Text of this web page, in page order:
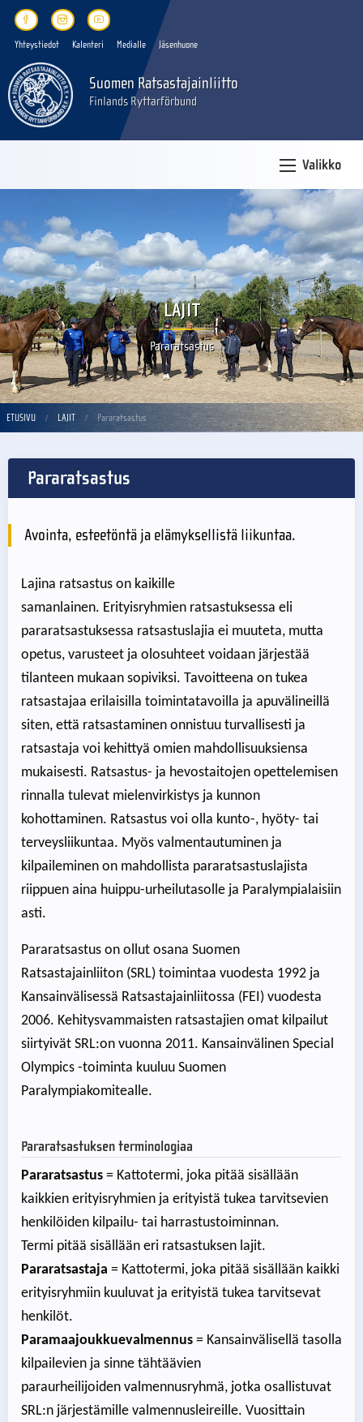
Yhteystiedot Kalenteri Medialle Jäsenhuone
Suomen Ratsastajainliitto
Finlands Ryttarförbund
Valikko
LAJIT
Pararatsastus
ETUSIVU LAJIT Pararatsastus
Pararatsastus
Avointa, esteetöntä ja elämyksellistä liikuntaa.
Lajina ratsastus on kaikille
samanlainen. Erityisryhmien ratsastuksessa eli
pararatsastuksessa ratsastuslajia ei muuteta, mutta
opetus, varusteet ja olosuhteet voidaan järjestää
tilanteen mukaan sopiviksi. Tavoitteena on tukea
ratsastajaa erilaisilla toimintatavoilla ja apuvälineillä
siten, että ratsastaminen onnistuu turvallisesti ja
ratsastaja voi kehittyä omien mahdollisuuksiensa
mukaisesti. Ratsastus- ja hevostaitojen opettelemisen
rinnalla tulevat mielenvirkistys ja kunnon
kohottaminen. Ratsastus voi olla kunto-, hyöty- tai
terveysliikuntaa. Myös valmentautuminen ja
kilpaileminen on mahdollista pararatsastuslajista
riippuen aina huippu-urheilutasolle ja Paralympialaisiin
asti.
Pararatsastus on ollut osana Suomen
Ratsastajainliiton (SRL) toimintaa vuodesta 1992 ja
Kansainvälisessä Ratsastajainliitossa (FEI) vuodesta
2006. Kehitysvammaisten ratsastajien omat kilpailut
siirtyivät SRL:on vuonna 2011. Kansainvälinen Special
Olympics -toiminta kuuluu Suomen
Paralympiakomitealle.
Pararatsastuksen terminologiaa
Pararatsastus = Kattotermi, joka pitää sisällään
kaikkien erityisryhmien ja erityistä tukea tarvitsevien
henkilöiden kilpailu- tai harrastustoiminnan.
Termi pitää sisällään eri ratsastuksen lajit.
Pararatsastaja = Kattotermi, joka pitää sisällään kaikki
erityisryhmiin kuuluvat ja erityistä tukea tarvitsevat
henkilöt.
Paramaajoukkuevalmennus = Kansainvälisellä tasolla
kilpailevien ja sinne tähtäävien
paraurheilijoiden valmennusryhmä, jotka osallistuvat
SRL:n järjestämille valmennusleireille. Vuosittain